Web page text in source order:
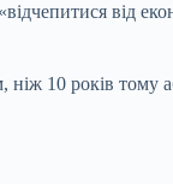
від
10 років тому